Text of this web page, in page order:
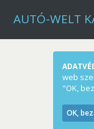
AUTÓ-WELT
web
"OK,
OK,